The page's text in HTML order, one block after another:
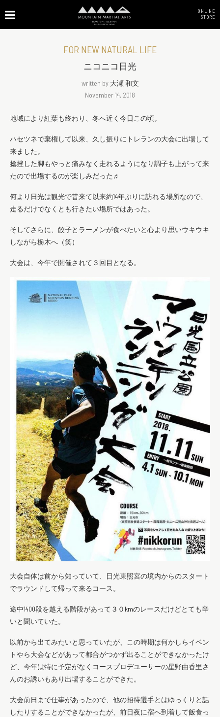
ONLINE
STORE
FOR NEW NATURAL LIFE
ニコニコ日光
written by 大瀬 和文
November 14, 2018
地域により紅葉も終わり、冬へ近く今日この頃。
ハセツネで棄権して以来、久し振りにトレランの大会に出場して
来ました。
捻挫した脚もやっと痛みなく走れるようになり調子も上がって来
たので出場するのが楽しみだった♬
何より日光は観光で昔来て以来約14年ぶりに訪れる場所なので、
走るだけでなくとも行きたい場所ではあった。
そしてさらに、餃子とラーメンが食べたいと心より思いウキウキ
しながら栃木へ（笑）
大会は、今年で開催されて３回目となる。
大会自体は前から知っていて、日光東照宮の境内からのスタート
でラウンドして帰って来るコース。
途中1400段を越える階段があって３０kmのレースだけどとても辛
いと聞いていた。
以前から出てみたいと思っていたが、この時期は何かしらイベン
トやら大会などがあって都合がつかず出ることができなかったけ
ど、今年は特に予定がなくコースプロデユーサーの星野由香里さ
んのお誘いもあり出場することができた。
大会前日まで仕事があったので、他の招待選手とはゆっくりと話
したりすることができなかったが、前日夜に宿へ到着して飯食っ